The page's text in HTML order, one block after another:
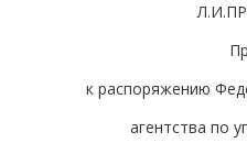
к распоряжению
агентства по